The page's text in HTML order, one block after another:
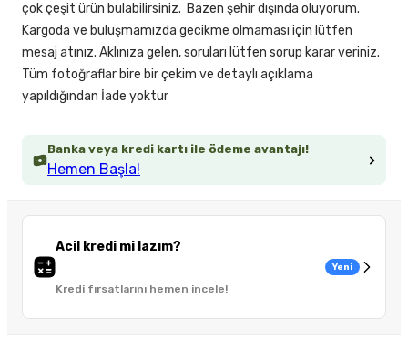
Banka veya kredi kartı ile ödeme avantajı!
Hemen Başla!
Acil kredi mi lazım?
Kredi fırsatlarını hemen incele!
Yeni
çok çeşit ürün bulabilirsiniz. Bazen şehir dışında oluyorum.
Kargoda ve buluşmamızda gecikme olmaması için lütfen
mesaj atınız. Aklınıza gelen, soruları lütfen sorup karar veriniz.
Tüm fotoğraflar bire bir çekim ve detaylı açıklama
yapıldığından İade yoktur